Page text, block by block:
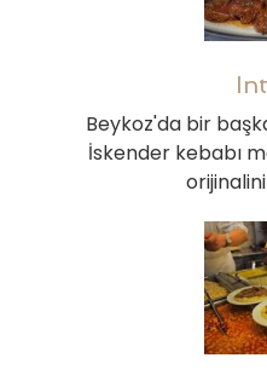
Beykoz'da bir
İskender kebabı